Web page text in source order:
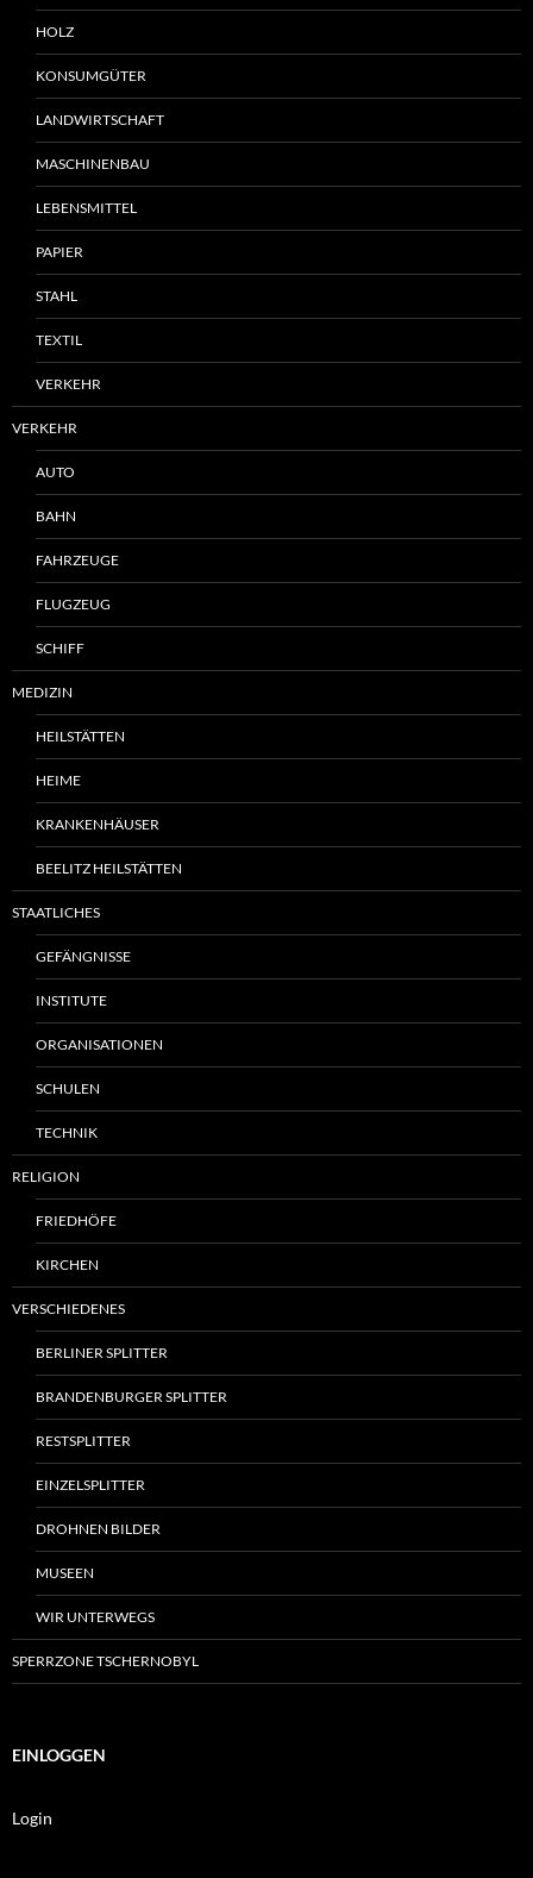
HOLZ
KONSUMGÜTER
LANDWIRTSCHAFT
MASCHINENBAU
LEBENSMITTEL
PAPIER
STAHL
TEXTIL
VERKEHR
VERKEHR
AUTO
BAHN
FAHRZEUGE
FLUGZEUG
SCHIFF
MEDIZIN
HEILSTÄTTEN
HEIME
KRANKENHÄUSER
BEELITZ HEILSTÄTTEN
STAATLICHES
GEFÄNGNISSE
INSTITUTE
ORGANISATIONEN
SCHULEN
TECHNIK
RELIGION
FRIEDHÖFE
KIRCHEN
VERSCHIEDENES
BERLINER SPLITTER
BRANDENBURGER SPLITTER
RESTSPLITTER
EINZELSPLITTER
DROHNEN BILDER
MUSEEN
WIR UNTERWEGS
SPERRZONE TSCHERNOBYL
EINLOGGEN
Login